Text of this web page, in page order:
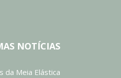
NOTÍCIAS
da Meia Elástica